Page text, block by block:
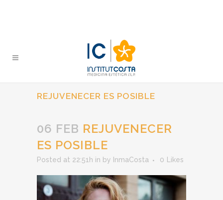
REJUVENECER ES POSIBLE
06 FEB REJUVENECER
ES POSIBLE
Posted at 22:51h in by InmaCosta 0 Likes